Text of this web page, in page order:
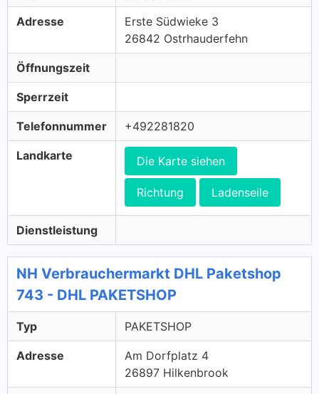
Adresse
Erste Südwieke 3
26842 Ostrhauderfehn
Öffnungszeit
Sperrzeit
Telefonnummer +492281820
Landkarte Die Karte siehen
Richtung Ladenseile
Dienstleistung
NH Verbrauchermarkt DHL Paketshop
743 - DHL PAKETSHOP
Typ PAKETSHOP
Adresse
Am Dorfplatz 4
26897 Hilkenbrook